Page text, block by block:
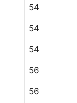
54
54
54
56
56